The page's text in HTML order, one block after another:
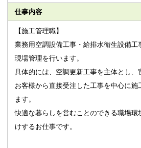
仕事内容
【施工管理職】
業務用空調設備工事・給排水衛生設備工
現場管理を行います。
具体的には、空調更新工事を主体とし、
お客様から直接受注した工事を中心に施
ます。
快適な暮らしを営むことのできる職場環
けするお仕事です。